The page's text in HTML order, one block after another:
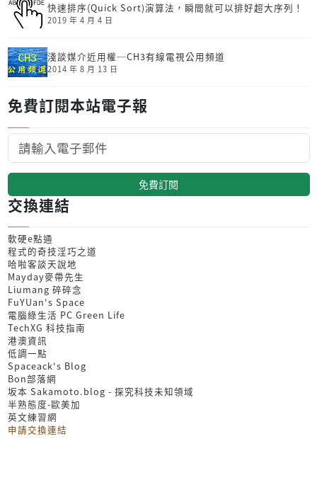
快速排序(Quick Sort)演算法，瞬間就可以排好超大序列！
2019 年 4 月 4 日
淺談媒介近用權─CH3有線電視公用頻道
2014 年 8 月 13 日
免費訂閱本站電子報
免費訂閱
交換連結
軟硬e點通
程式的奇技淫巧之道
哈啦客談天說地
Mayday麥帶先生
Liumang 碎碎念
FuYUan's Space
電腦綠生活 PC Green Life
TechXG 科技指南
港澳資訊
低調一點
Spaceack's Blog
Bon部落網
坂本 Sakamoto.blog - 探究科技未知領域
半熟態度-歐美加
英文練習網
申請交換連結